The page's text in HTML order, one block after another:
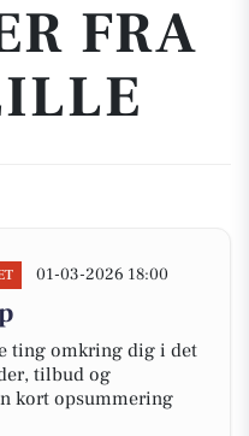
FRA
01-03-2026 18:00
ting omkring dig i det
tilbud og
kort opsummering